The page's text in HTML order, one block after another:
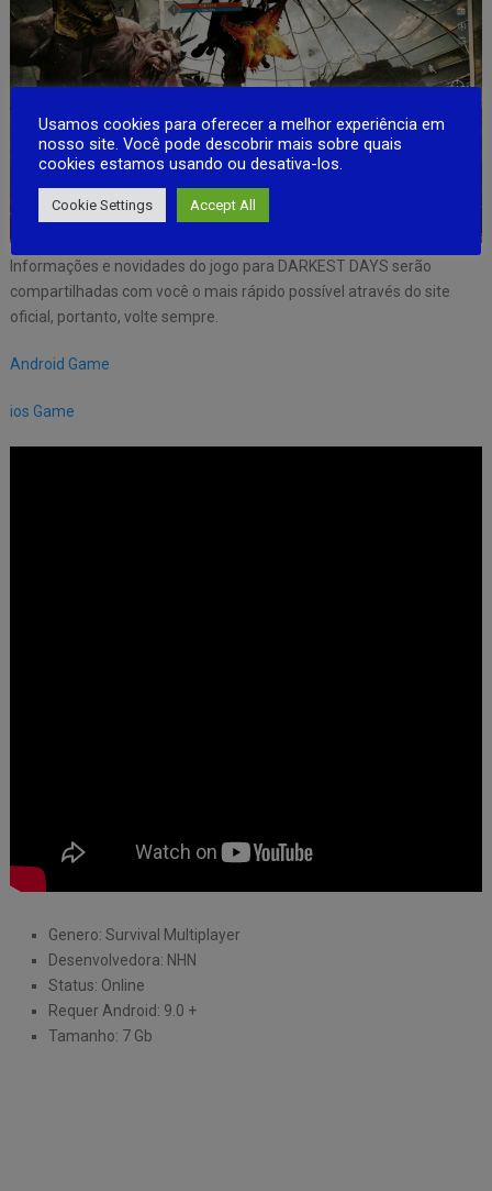
Informações e novidades do jogo para DARKEST DAYS serão
compartilhadas com você o mais rápido possível através do site
oficial, portanto, volte sempre.
Android Game
ios Game
Genero: Survival Multiplayer
Desenvolvedora: NHN
Status: Online
Requer Android: 9.0 +
Tamanho: 7 Gb
Usamos cookies para oferecer a melhor experiência em
nosso site. Você pode descobrir mais sobre quais
cookies estamos usando ou desativa-los.
Cookie Settings Accept All